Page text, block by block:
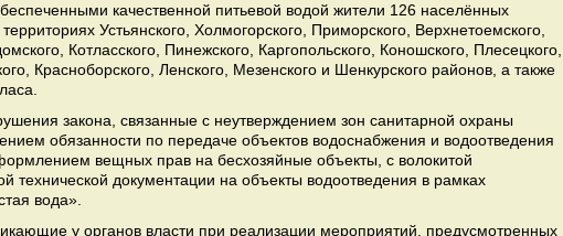
качественной питьевой водой жители 126 населённых
Устьянского, Холмогорского, Приморского, Верхнетоемского,
Котласского, Пинежского, Каргопольского, Коношского, Плесецкого,
Красноборского, Ленского, Мезенского и Шенкурского районов, а также
закона, связанные с неутверждением зон санитарной охраны
обязанности по передаче объектов водоснабжения и водоотведения
вещных прав на бесхозяйные объекты, с волокитой
технической документации на объекты водоотведения в рамках
вода».
у органов власти при реализации мероприятий, предусмотренных